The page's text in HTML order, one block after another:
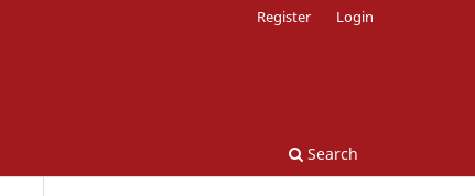
Search
Register Login